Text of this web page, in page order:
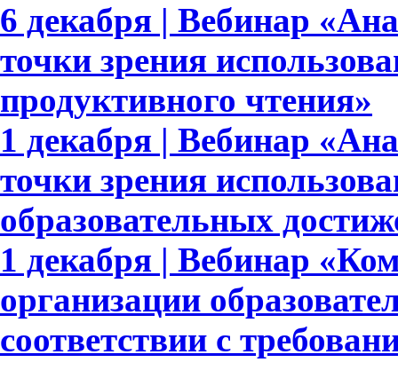
6 декабря | Вебинар
точки зрения
продуктивного чтения»
1 декабря | Вебинар
точки зрения
образовательных
1 декабря | Вебинар
организации
соответствии с